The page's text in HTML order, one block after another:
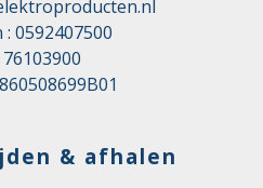
: 0592407500
76103900
& afhalen